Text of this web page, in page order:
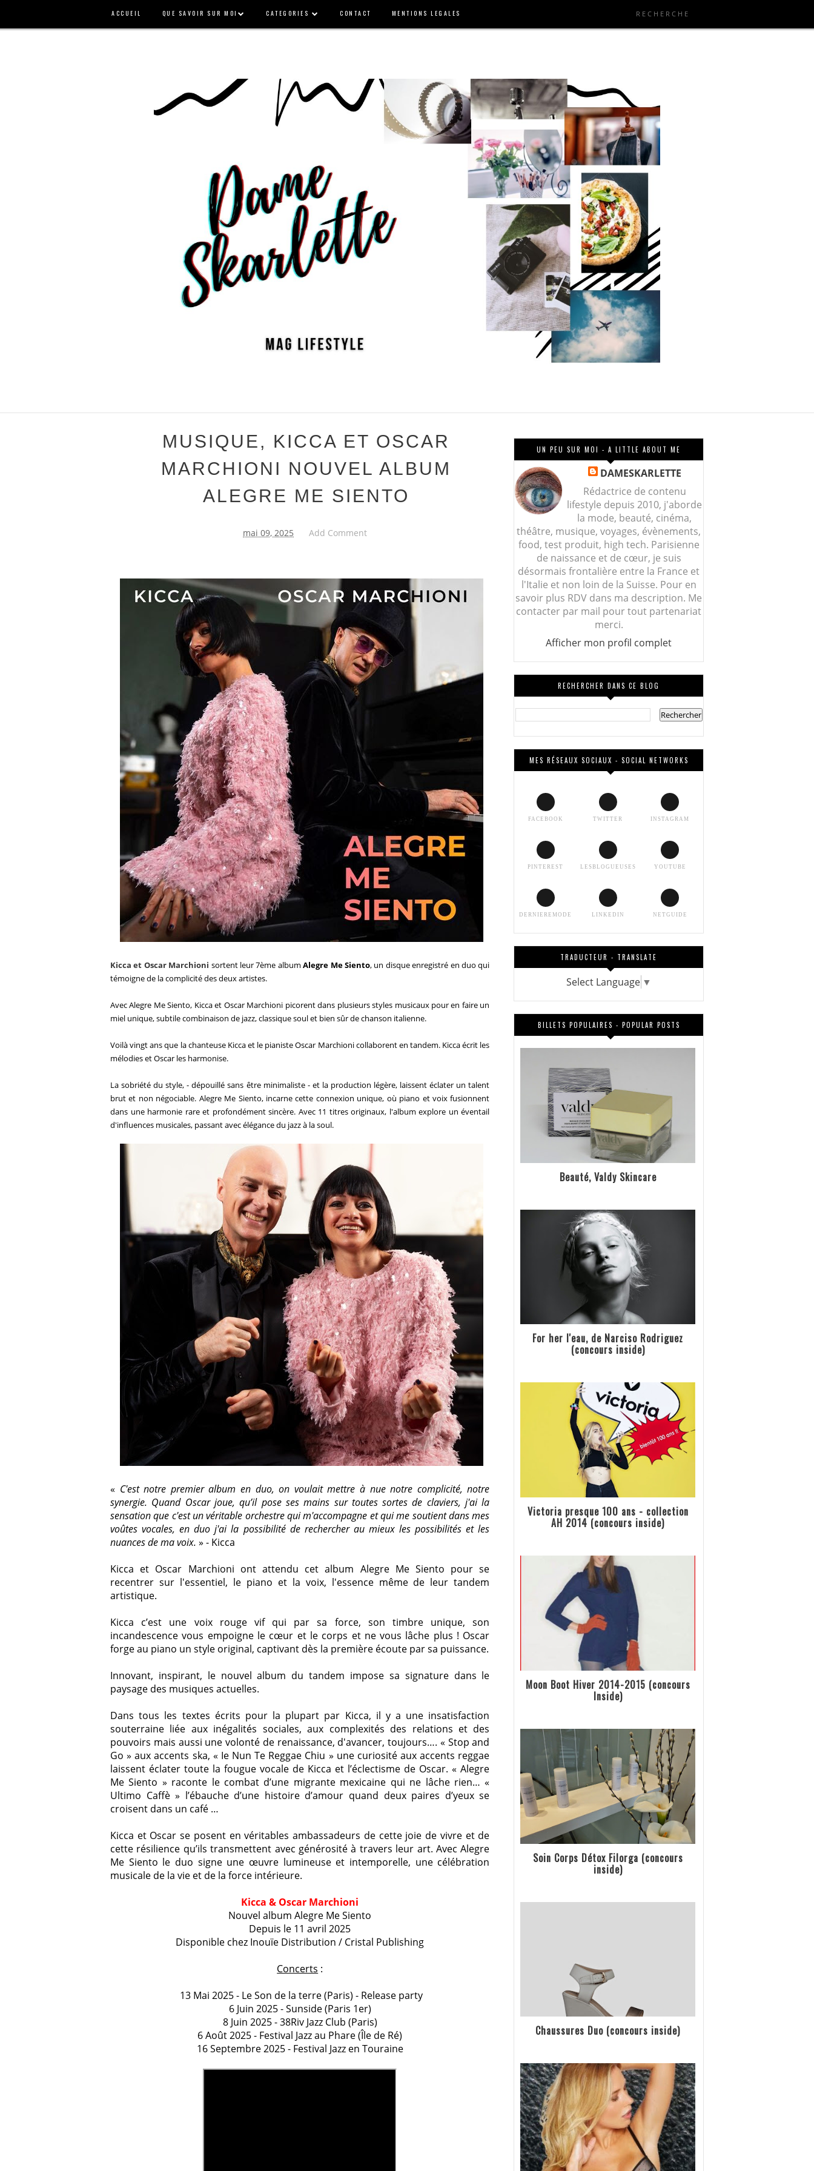
ACCUEIL QUE SAVOIR SUR MOI CATEGORIES CONTACT MENTIONS LEGALES
MUSIQUE, KICCA ET OSCAR
MARCHIONI NOUVEL ALBUM
ALEGRE ME SIENTO
mai 09, 2025 Add Comment
Kicca et Oscar Marchioni sortent leur 7ème albumAlegre Me Siento, un disque enregistré en duo qui
témoigne de la complicité des deux artistes.
Avec Alegre Me Siento, Kiccaet Oscar Marchioni picorent dans plusieurs styles musicaux pour en faire un
miel unique, subtile combinaison de jazz, classique soul et bien sûr de chanson italienne.
Voilà vingt ans que la chanteuse Kiccaet le pianisteOscar Marchionicollaborent en tandem. Kiccaécrit les
mélodies etOscar les harmonise.
La sobriété du style, - dépouillé sans être minimaliste - et la production légère, laissent éclater un talent
brut et non négociable. Alegre Me Siento, incarne cette connexion unique, où piano et voix fusionnent
dans une harmonie rare et profondément sincère. Avec 11 titres originaux, l'album explore un éventail
d'influences musicales, passant avec élégance du jazz à la soul.
« C'est notre premier album en duo, on voulait mettre à nue notre complicité, notre
synergie. Quand Oscarjoue, qu’il pose ses mains sur toutes sortes de claviers, j'ai la
sensation que c'est un véritable orchestre qui m'accompagne et qui me soutient dans mes
voûtes vocales, en duo j'ai la possibilité de rechercher au mieux les possibilités et les
nuances de ma voix. » - Kicca
Kicca et Oscar Marchioni ont attendu cet album Alegre Me Siento pour se
recentrer sur l'essentiel, le piano et la voix, l'essence même de leur tandem
artistique.
Kicca c’est une voix rouge vif qui par sa force, son timbre unique, son
incandescence vous empoigne le cœur et le corps et ne vous lâche plus ! Oscar
forge au piano un style original, captivant dès la première écoute par sa puissance.
Innovant, inspirant, le nouvel album du tandem impose sa signature dans le
paysage des musiques actuelles.
Dans tous les textes écrits pour la plupart par Kicca, il y a une insatisfaction
souterraine liée aux inégalités sociales, aux complexités des relations et des
pouvoirs mais aussi une volonté de renaissance, d'avancer, toujours…. « Stop and
Go » aux accents ska, « Ie Nun Te Reggae Chiu » une curiosité aux accents reggae
laissent éclater toute la fougue vocale de Kicca et l’éclectisme de Oscar. « Alegre
Me Siento » raconte le combat d’une migrante mexicaine qui ne lâche rien… «
Ultimo Caffè » l’ébauche d’une histoire d’amour quand deux paires d’yeux se
croisent dans un café …
Kicca et Oscar se posent en véritables ambassadeurs de cette joie de vivre et de
cette résilience qu’ils transmettent avec générosité à travers leur art. Avec Alegre
Me Siento le duo signe une œuvre lumineuse et intemporelle, une célébration
musicale de la vie et de la force intérieure.
Kicca & Oscar Marchioni
Nouvel album Alegre Me Siento
Depuis le 11 avril 2025
Disponible chez Inouïe Distribution / Cristal Publishing
Concerts :
13 Mai 2025 - Le Son de la terre (Paris) - Release party
6 Juin 2025 - Sunside (Paris 1er)
8 Juin 2025 - 38Riv Jazz Club (Paris)
6 Août 2025 - Festival Jazz au Phare (Île de Ré)
16 Septembre 2025 - Festival Jazz en Touraine
UN PEU SUR MOI - A LITTLE ABOUT ME
DAMESKARLETTE
Rédactrice de contenu
lifestyle depuis 2010, j'aborde
la mode, beauté, cinéma,
théâtre, musique, voyages, évènements,
food, test produit, high tech. Parisienne
de naissance et de cœur, je suis
désormais frontalière entre la France et
l'Italie et non loin de la Suisse. Pour en
savoir plus RDV dans ma description. Me
contacter par mail pour tout partenariat
merci.
Afficher mon profil complet
RECHERCHER DANS CE BLOG
MES RÉSEAUX SOCIAUX - SOCIAL NETWORKS
FACEBOOK TWITTER INSTAGRAM
PINTEREST LESBLOGUEUSES YOUTUBE
DERNIEREMODE LINKEDIN NETGUIDE
TRADUCTEUR - TRANSLATE
Select Language ▼
BILLETS POPULAIRES - POPULAR POSTS
Beauté, Valdy Skincare
For her l'eau, de Narciso Rodriguez
(concours inside)
Victoria presque 100 ans - collection
AH 2014 (concours inside)
Moon Boot Hiver 2014-2015 (concours
Inside)
Soin Corps Détox Filorga (concours
inside)
Chaussures Duo (concours inside)